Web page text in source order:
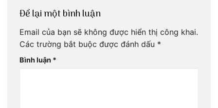
Để lại một bình luận
Email của bạn sẽ không được hiển thị công khai.
Các trường bắt buộc được đánh dấu *
Bình luận *